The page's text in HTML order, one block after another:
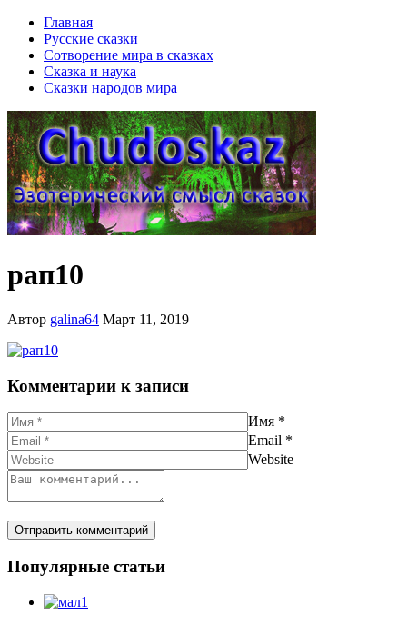
Главная
Русские сказки
Сотворение мира в сказках
Сказка и наука
Сказки народов мира
рап10
Автор galina64 Март 11, 2019
Комментарии к записи
Имя *
Email *
Website
Популярные статьи